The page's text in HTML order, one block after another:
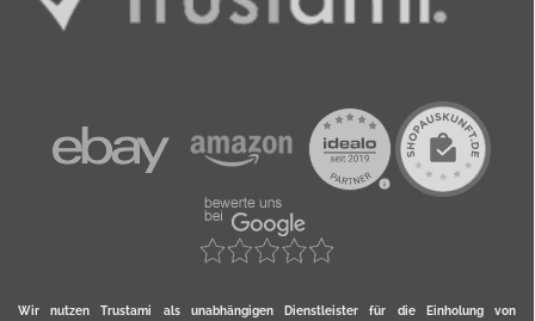
Wir nutzen Trustami als unabhängigen Dienstleister für die Einholung von